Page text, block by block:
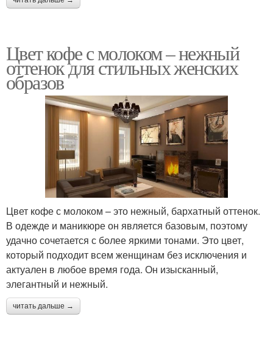
Цвет кофе с молоком – нежный
оттенок для стильных женских
образов
Цвет кофе с молоком – это нежный, бархатный оттенок.
В одежде и маникюре он является базовым, поэтому
удачно сочетается с более яркими тонами. Это цвет,
который подходит всем женщинам без исключения и
актуален в любое время года. Он изысканный,
элегантный и нежный.
читать дальше →